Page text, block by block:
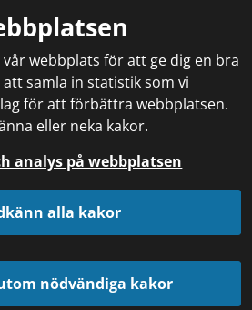
webbplats för att ge dig en bra
samla in statistik som vi
för att förbättra webbplatsen.
eller neka kakor.
analys på webbplatsen
alla kakor
nödvändiga kakor